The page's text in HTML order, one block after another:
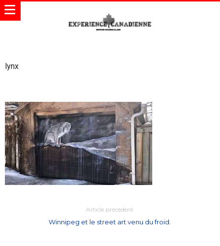
lynx
Article précédent
Winnipeg et le street art venu du froid.